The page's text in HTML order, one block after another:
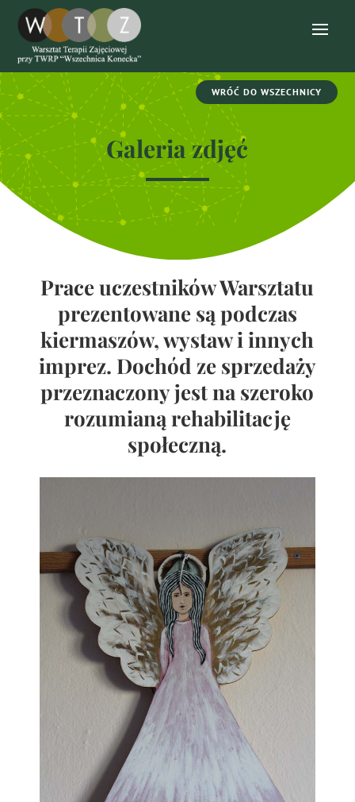
WRÓĆ DO WSZECHNICY
Galeria zdjęć
Prace uczestników Warsztatu
prezentowane są podczas
kiermaszów, wystaw i innych
imprez. Dochód ze sprzedaży
przeznaczony jest na szeroko
rozumianą rehabilitację
społeczną.